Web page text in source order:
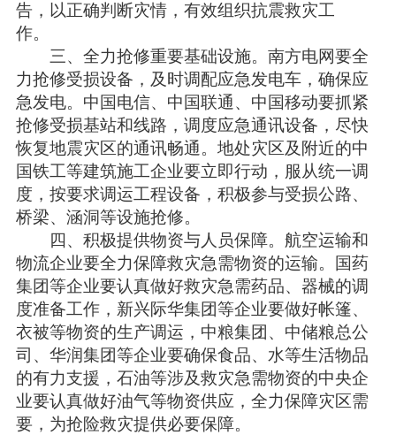
告，以正确判断灾情，有效组织抗震救灾工
作。
三、全力抢修重要基础设施。南方电网要全
力抢修受损设备，及时调配应急发电车，确保应
急发电。中国电信、中国联通、中国移动要抓紧
抢修受损基站和线路，调度应急通讯设备，尽快
恢复地震灾区的通讯畅通。地处灾区及附近的中
国铁工等建筑施工企业要立即行动，服从统一调
度，按要求调运工程设备，积极参与受损公路、
桥梁、涵洞等设施抢修。
四、积极提供物资与人员保障。航空运输和
物流企业要全力保障救灾急需物资的运输。国药
集团等企业要认真做好救灾急需药品、器械的调
度准备工作，新兴际华集团等企业要做好帐篷、
衣被等物资的生产调运，中粮集团、中储粮总公
司、华润集团等企业要确保食品、水等生活物品
的有力支援，石油等涉及救灾急需物资的中央企
业要认真做好油气等物资供应，全力保障灾区需
要，为抢险救灾提供必要保障。